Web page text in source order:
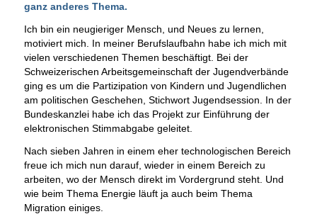
ganz anderes Thema.
Ich bin ein neugieriger Mensch, und Neues zu lernen,
motiviert mich. In meiner Berufslaufbahn habe ich mich mit
vielen verschiedenen Themen beschäftigt. Bei der
Schweizerischen Arbeitsgemeinschaft der Jugendverbände
ging es um die Partizipation von Kindern und Jugendlichen
am politischen Geschehen, Stichwort Jugendsession. In der
Bundeskanzlei habe ich das Projekt zur Einführung der
elektronischen Stimmabgabe geleitet.
Nach sieben Jahren in einem eher technologischen Bereich
freue ich mich nun darauf, wieder in einem Bereich zu
arbeiten, wo der Mensch direkt im Vordergrund steht. Und
wie beim Thema Energie läuft ja auch beim Thema
Migration einiges.